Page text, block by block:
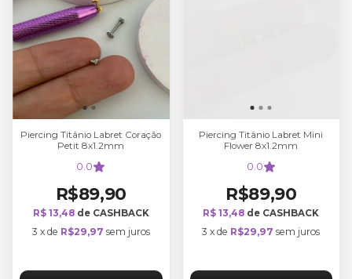
Piercing Titânio Labret Coração
Petit 8x1.2mm
0.0
R$89,90
R$ 13,48de CASHBACK
3 x de R$29,97 sem juros
Piercing Titânio Labret Mini
Flower 8x1.2mm
0.0
R$89,90
R$ 13,48 de CASHBACK
3 xde R$29,97 sem juros